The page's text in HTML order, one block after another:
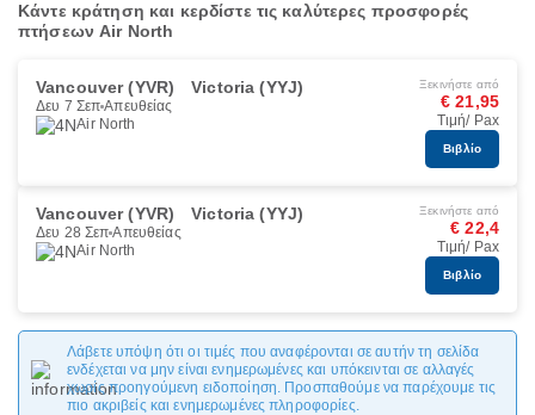
Κάντε κράτηση και κερδίστε τις καλύτερες προσφορές
πτήσεων Air North
Vancouver (YVR) Victoria (YYJ)
Δευ 7 Σεπ Απευθείας
Air North
Ξεκινήστε από
€ 21,95
Τιμή/ Pax
Βιβλίο
Vancouver (YVR) Victoria (YYJ)
Δευ 28 Σεπ Απευθείας
Air North
Ξεκινήστε από
€ 22,4
Τιμή/ Pax
Βιβλίο
Λάβετε υπόψη ότι οι τιμές που αναφέρονται σε αυτήν τη σελίδα
ενδέχεται να μην είναι ενημερωμένες και υπόκεινται σε αλλαγές
χωρίς προηγούμενη ειδοποίηση. Προσπαθούμε να παρέχουμε τις
πιο ακριβείς και ενημερωμένες πληροφορίες.